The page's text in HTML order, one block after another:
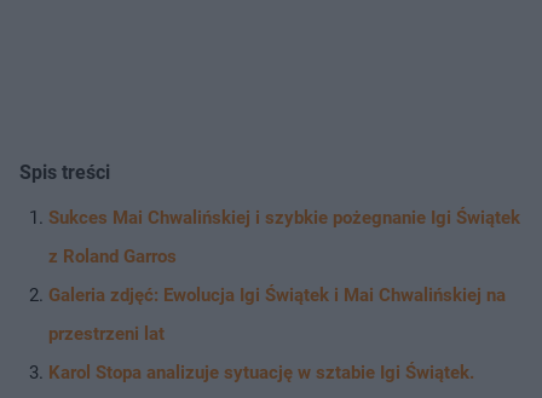
Spis treści
Sukces Mai Chwalińskiej i szybkie pożegnanie Igi Świątek
z Roland Garros
Galeria zdjęć: Ewolucja Igi Świątek i Mai Chwalińskiej na
przestrzeni lat
Karol Stopa analizuje sytuację w sztabie Igi Świątek.